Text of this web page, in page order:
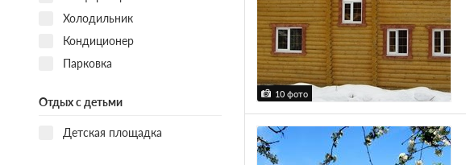
Холодильник
Кондиционер
Парковка
Отдых с детьми
Детская площадка
10 фото